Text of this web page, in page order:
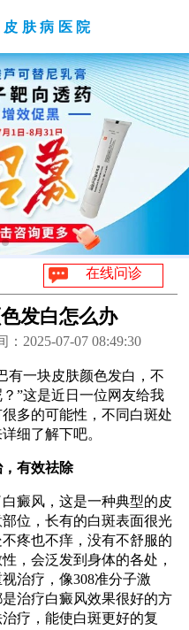
肤病医院
在线问诊
发白怎么办
：2025-07-07 08:49:30
一块皮肤颜色发白，不
”这是近日一位网友给我
多的可能性，不同白斑处
细了解下吧。
有效祛除
癜风，这是一种典型的皮
位，长有的白斑表面很光
疼也不痒，没有不舒服的
，会泛发到身体的各处，
治疗，像308准分子激
治疗白癜风效果很好的方
疗，能使白斑更好的复